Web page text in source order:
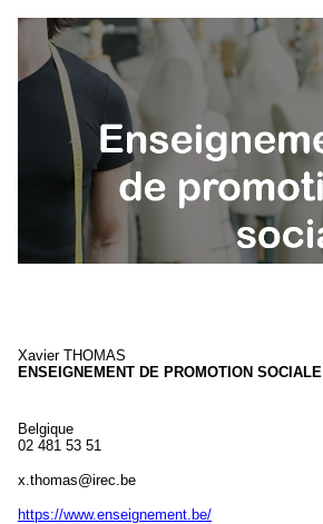
Xavier THOMAS
ENSEIGNEMENT DE PROMOTION SOCIALE
Belgique
02 481 53 51
x.thomas@irec.be
https://www.enseignement.be/